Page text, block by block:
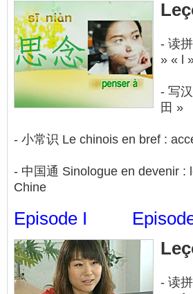
- 读
» « l
- 写
田 »
- 小常识 Le chinois en bref :
- 中国通 Sinologue en devenir :
Chine
Episode I
- 读